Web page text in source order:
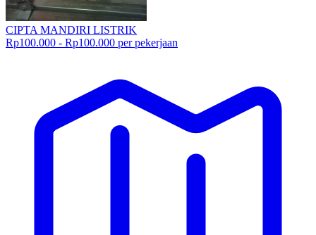
CIPTA MANDIRI LISTRIK
Rp100.000 - Rp100.000 per pekerjaan